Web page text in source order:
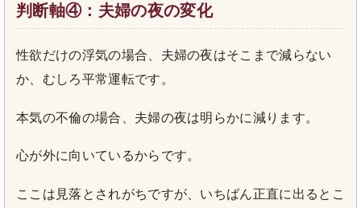
判断軸④：夫婦の夜の変化
性欲だけの浮気の場合、夫婦の夜はそこまで減らない
か、むしろ平常運転です。
本気の不倫の場合、夫婦の夜は明らかに減ります。
心が外に向いているからです。
ここは見落とされがちですが、いちばん正直に出るとこ